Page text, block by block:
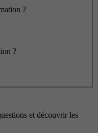
?
?
et découvrir les